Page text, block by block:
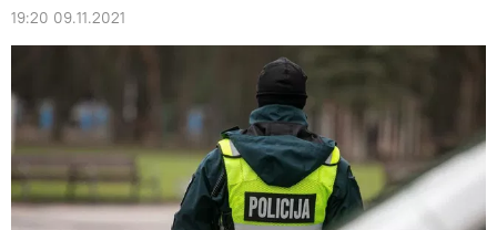
19:20 09.11.2021